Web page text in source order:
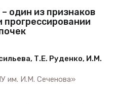
один из признаков
Т.Е. Руденко, И.М.
им. И.М. Сеченова»